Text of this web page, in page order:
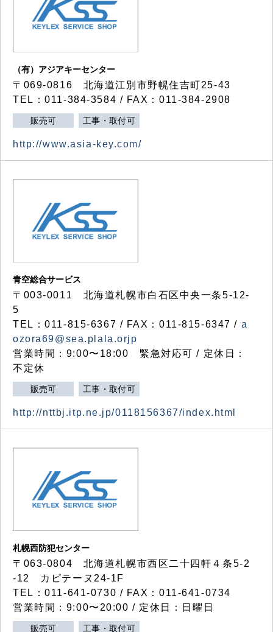
（有）アジアキーセンター
〒069-0816 北海道江別市野幌住吉町25-43
TEL：011-384-3584 / FAX：011-384-2908
販売可 工事・取付可
http://www.asia-key.com/
青空総合サービス
〒003-0011 北海道札幌市白石区中央一条5-12-
5
TEL：011-815-6367 / FAX：011-815-6347 / a
ozora69@sea.plala.orjp
営業時間：9:00〜18:00 緊急対応可 / 定休日：
不定休
販売可 工事・取付可
http://nttbj.itp.ne.jp/0118156367/index.html
札幌西防犯センター
〒063-0804 北海道札幌市西区二十四軒４条5-2
-12 カピテーヌ24-1F
TEL：011-641-0730 / FAX：011-641-0734
営業時間：9:00〜20:00 / 定休日：日曜日
販売可 工事・取付可